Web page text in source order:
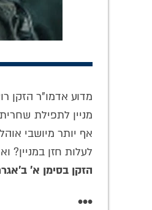
מדוע אדמו"ר הזקן
מניין לתפילת
אף יותר מיושבי
לעלות חזן במניין?
הזקן בסימן א'
•••
מעניין: למה המתין
הרבי בחלוקת
קונטרס 'עץ החיים'?